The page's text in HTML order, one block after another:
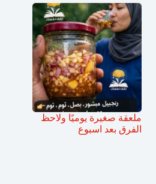
ملعقة صغيرة يوميًا ولاحظ
الفرق بعد اسبوع